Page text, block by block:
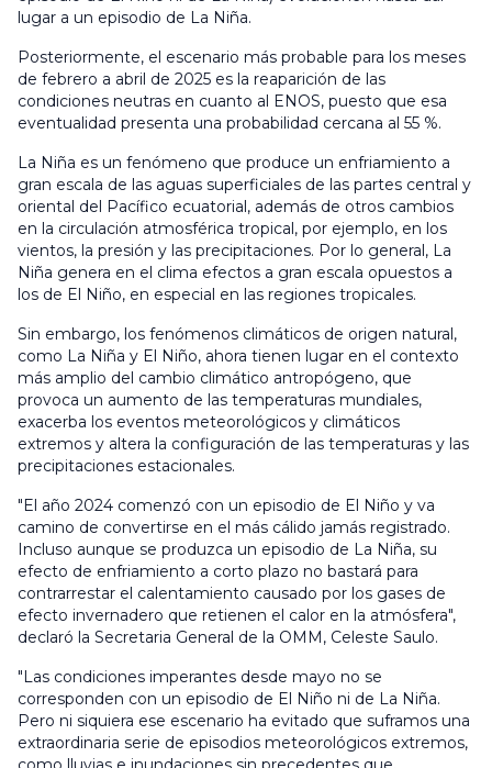
lugar a un episodio de La Niña.
Posteriormente, el escenario más probable para los meses
de febrero a abril de 2025 es la reaparición de las
condiciones neutras en cuanto al ENOS, puesto que esa
eventualidad presenta una probabilidad cercana al 55 %.
La Niña es un fenómeno que produce un enfriamiento a
gran escala de las aguas superficiales de las partes central y
oriental del Pacífico ecuatorial, además de otros cambios
en la circulación atmosférica tropical, por ejemplo, en los
vientos, la presión y las precipitaciones. Por lo general, La
Niña genera en el clima efectos a gran escala opuestos a
los de El Niño, en especial en las regiones tropicales.
Sin embargo, los fenómenos climáticos de origen natural,
como La Niña y El Niño, ahora tienen lugar en el contexto
más amplio del cambio climático antropógeno, que
provoca un aumento de las temperaturas mundiales,
exacerba los eventos meteorológicos y climáticos
extremos y altera la configuración de las temperaturas y las
precipitaciones estacionales.
"El año 2024 comenzó con un episodio de El Niño y va
camino de convertirse en el más cálido jamás registrado.
Incluso aunque se produzca un episodio de La Niña, su
efecto de enfriamiento a corto plazo no bastará para
contrarrestar el calentamiento causado por los gases de
efecto invernadero que retienen el calor en la atmósfera",
declaró la Secretaria General de la OMM, Celeste Saulo.
"Las condiciones imperantes desde mayo no se
corresponden con un episodio de El Niño ni de La Niña.
Pero ni siquiera ese escenario ha evitado que suframos una
extraordinaria serie de episodios meteorológicos extremos,